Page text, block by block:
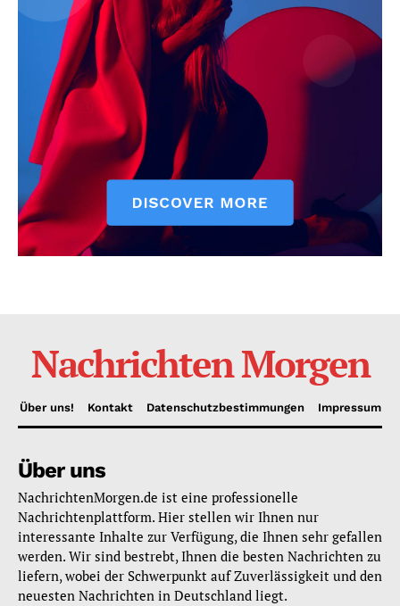
Nachrichten Morgen
Über uns! Kontakt Datenschutzbestimmungen Impressum
Über uns
NachrichtenMorgen.de ist eine professionelle
Nachrichtenplattform. Hier stellen wir Ihnen nur
interessante Inhalte zur Verfügung, die Ihnen sehr gefallen
werden. Wir sind bestrebt, Ihnen die besten Nachrichten zu
liefern, wobei der Schwerpunkt auf Zuverlässigkeit und den
neuesten Nachrichten in Deutschland liegt.